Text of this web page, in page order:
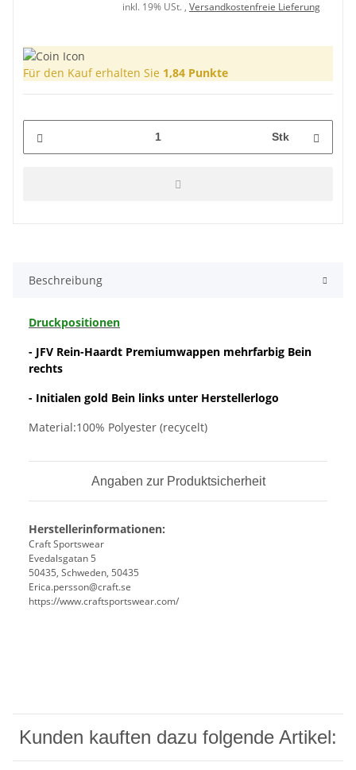
inkl. 19% USt. , Versandkostenfreie Lieferung
Für den Kauf erhalten Sie 1,84 Punkte
Stk
Beschreibung
Druckpositionen
- JFV Rein-Haardt Premiumwappen mehrfarbig Bein
rechts
- Initialen gold Bein links unter Herstellerlogo
Material:100% Polyester (recycelt)
Angaben zur Produktsicherheit
Herstellerinformationen:
Craft Sportswear
Evedalsgatan 5
50435, Schweden, 50435
Erica.persson@craft.se
https://www.craftsportswear.com/
Kunden kauften dazu folgende Artikel: